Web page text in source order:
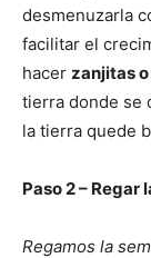
desmenuzarla
facilitar el
hacer zanjitas
tierra donde se
la tierra quede
Paso 2 – Regar
Regamos la